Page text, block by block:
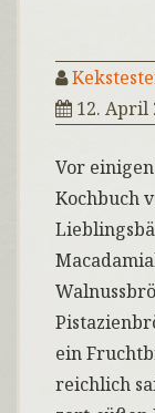
12. April
Vor
Kochbuch
ein
reichlich